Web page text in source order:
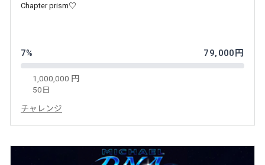
Chapter prism♡
7% 79,000円
1,000,000 円
50日
チャレンジ